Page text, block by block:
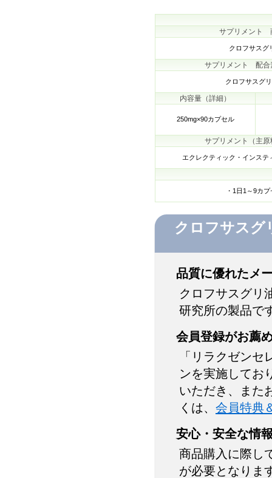
サプリメント
クロフサスグ
サプリメント 配合
クロフサスグ
内容量（詳細）
250mg×90カプセル
サプリメント（主原
エクレクティック・インステ
・1日1～9カ
クロフサスグ
品質に優れたメ
クロフサスグリ
研究所の製品で
会員登録がお薦
「リラクゼン
ンを実施してお
いただき、また
くは、 会員特典
安心・安全な情
商品購入に際し
が必要となりま